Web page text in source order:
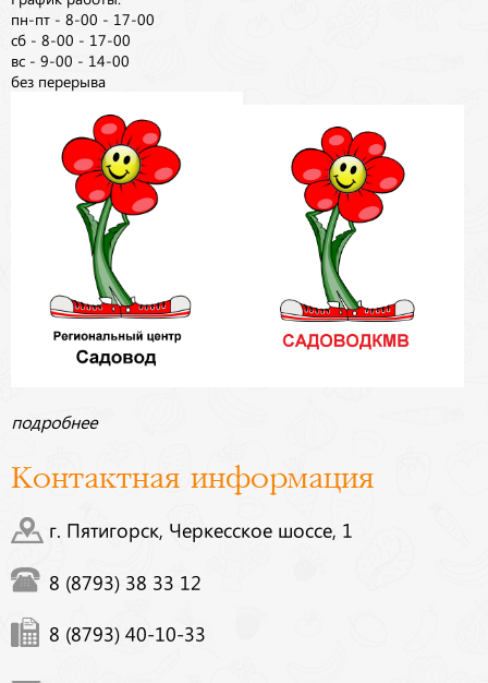
пн-пт - 8-00 - 17-00
сб - 8-00 - 17-00
вс - 9-00 - 14-00
без перерыва
подробнее
Контактная информация
г. Пятигорск, Черкесское шоссе, 1
8 (8793) 38 33 12
8 (8793) 40-10-33